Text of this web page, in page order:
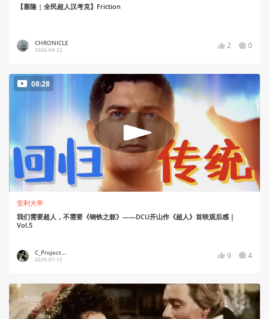
【塞隆 | 全民超人汉考克】Friction
CHRONICLE
2026-04-22 2 0
08:28
安利大帝
我们需要超人，不需要《钢铁之躯》——DCU开山作《超人》首映观后感｜
Vol.5
C_Project...
2025-07-12 9 4